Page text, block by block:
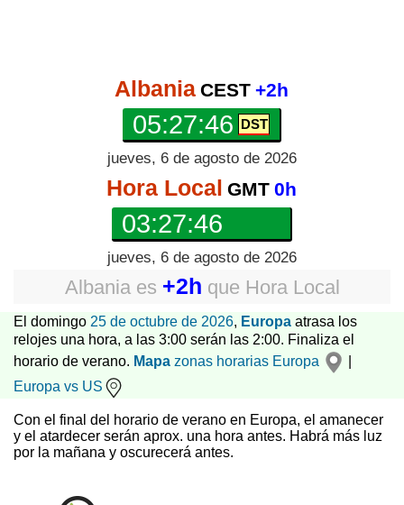
Albania CEST +2h
05:27:46
jueves, 6 de agosto de 2026
Hora Local GMT 0h
03:27:46
jueves, 6 de agosto de 2026
Albaniaes +2h que Hora Local
El domingo 25 de octubre de 2026, Europa atrasa los
relojes una hora, a las 3:00 serán las 2:00. Finaliza el
horario de verano. Mapa zonas horarias Europa
Europa vs US
Con el final del horario de verano en Europa, el amanecer
y el atardecer serán aprox. una hora antes. Habrá más luz
por la mañana y oscurecerá antes.